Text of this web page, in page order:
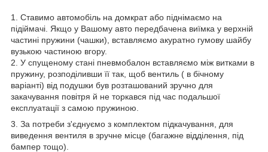
1. Ставимо автомобіль на домкрат або піднімаємо на
підіймачі. Якщо у Вашому авто передбачена виїмка у верхній
частині пружини (чашки), вставляємо акуратно гумову шайбу
вузькою частиною вгору.
2. У спущеному стані пневмобалон вставляємо між витками в
пружину, розподіливши її так, щоб вентиль ( в бічному
варіанті) від подушки був розташований зручно для
закачування повітря й не торкався під час подальшої
експлуатації з самою пружиною.
3. За потреби з'єднуємо з комплектом підкачування, для
виведення вентиля в зручне місце (багажне відділення, під
бампер тощо).